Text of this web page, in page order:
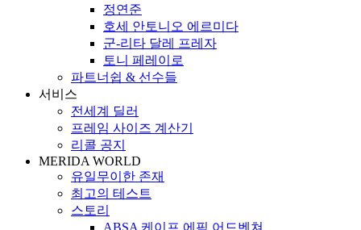
정연준
호세 안토니오 에르미다
군-리타 달레 프레자
토니 페레이로
파트너쉽 & 선수들
서비스
전세계 딜러
프레임 사이즈 계산기
리콜 공지
MERIDA WORLD
유일무이한 존재
최고의 테스트
스토리
ABSA 케이프 에픽 어드벤쳐